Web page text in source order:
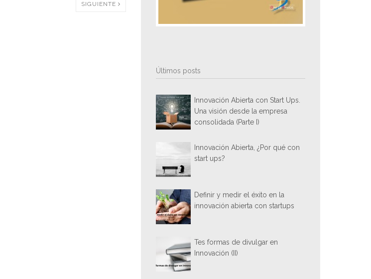
SIGUIENTE
Últimos posts
Innovación Abierta con Start Ups.
Una visión desde la empresa
consolidada (Parte I)
Innovación Abierta, ¿Por qué con
start ups?
Definir y medir el éxito en la
innovación abierta con startups
Tes formas de divulgar en
Innovación (II)